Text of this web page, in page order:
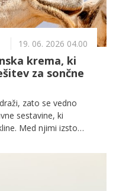
19. 06. 2026 04.00
krema, ki
za sončne
zato se vedno
sestavine, ki
Med njimi izstopa
z regeneracijo in
soncu.